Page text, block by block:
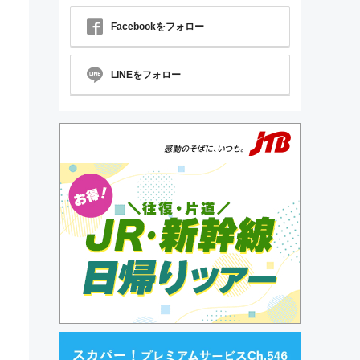
Facebookをフォロー
LINEをフォロー